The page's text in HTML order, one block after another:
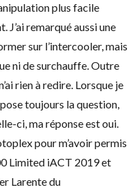
plus facile
J’ai remarqué aussi une
sur l’intercooler, mais
ni de surchauffe. Outre
rien à redire. Lorsque je
pose toujours la question,
ci, ma réponse est oui.
pour m’avoir permis
Limited iACT 2019 et
Larente du